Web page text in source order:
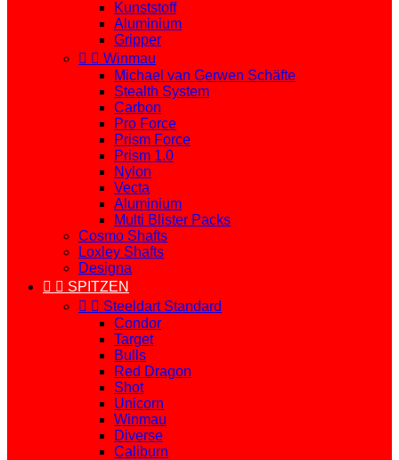
Kunststoff
Aluminium
Gripper
  Winmau
Michael van Gerwen Schäfte
Stealth System
Carbon
Pro Force
Prism Force
Prism 1.0
Nylon
Vecta
Aluminium
Multi Blister Packs
Cosmo Shafts
Loxley Shafts
Designa
  SPITZEN
  Steeldart Standard
Condor
Target
Bulls
Red Dragon
Shot
Unicorn
Winmau
Diverse
Caliburn